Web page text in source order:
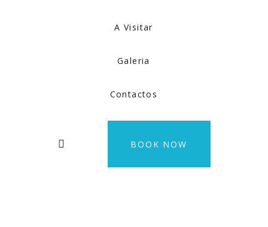
A Visitar
Galeria
Contactos
BOOK NOW